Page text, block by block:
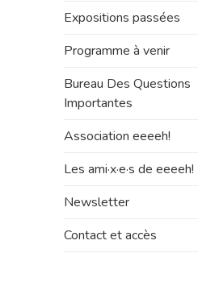
Expositions passées
Programme à venir
Bureau Des Questions
Importantes
Association eeeeh!
Les ami·x·e·s de eeeeh!
Newsletter
Contact et accès